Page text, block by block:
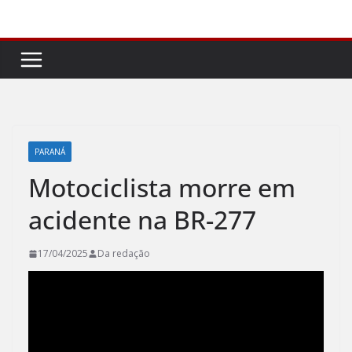
conteúdo
PARANÁ
Motociclista morre em
acidente na BR-277
17/04/2025 Da redação